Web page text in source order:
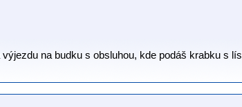
na budku s obsluhou, kde podáš krabku s